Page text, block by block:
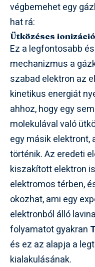
végbemehet egy
hat rá:
Ütközéses
Ez a legfontosabb
mechanizmus a
szabad elektron az
kinetikus energiát
ahhoz, hogy egy
molekulával való
egy másik elektront,
történik. Az eredeti
kiszakított elektron
elektromos térben,
okozhat, ami egy
elektronból álló
folyamatot gyakran
és ez az alapja a
kialakulásának.